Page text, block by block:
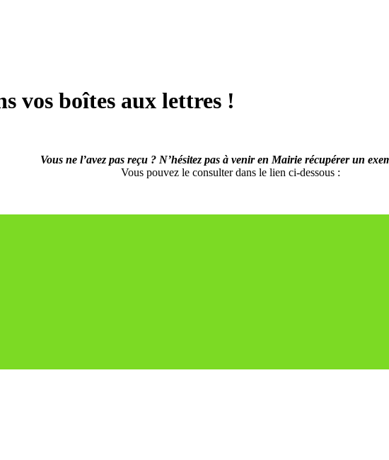
vos boîtes aux lettres !
Vous ne l’avez pas reçu ? N’hésitez pas à venir en Mairie récupérer un
Vous pouvez le consulter dans le lien ci-dessous :